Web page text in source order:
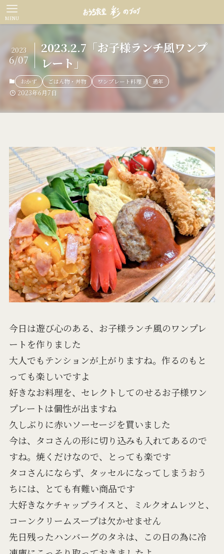
MENU
2023.2.7「お子様ランチ風ワンプ
レート」
2023
6/07
おかず ごはん物・丼物 ワンプレート料理 通年
2023年6月7日
今日は遊び心のある、お子様ランチ風のワンプレ
ートを作りました
大人でもテンションが上がりますね。作るのもと
っても楽しいですよ
好きなお料理を、セレクトしてのせるお子様ワン
プレートは個性が出ますね
久しぶりに赤いソーセージを買いました
今は、タコさんの形に切り込みも入れてあるので
すね。焼くだけなので、とっても楽です
タコさんにならず、タッセルになってしまうおう
ちには、とても有難い商品です
大好きなケチャップライスと、ミルクオムレツと、
コーンクリームスープは欠かせません
先日残ったハンバーグのタネは、この日の為に冷